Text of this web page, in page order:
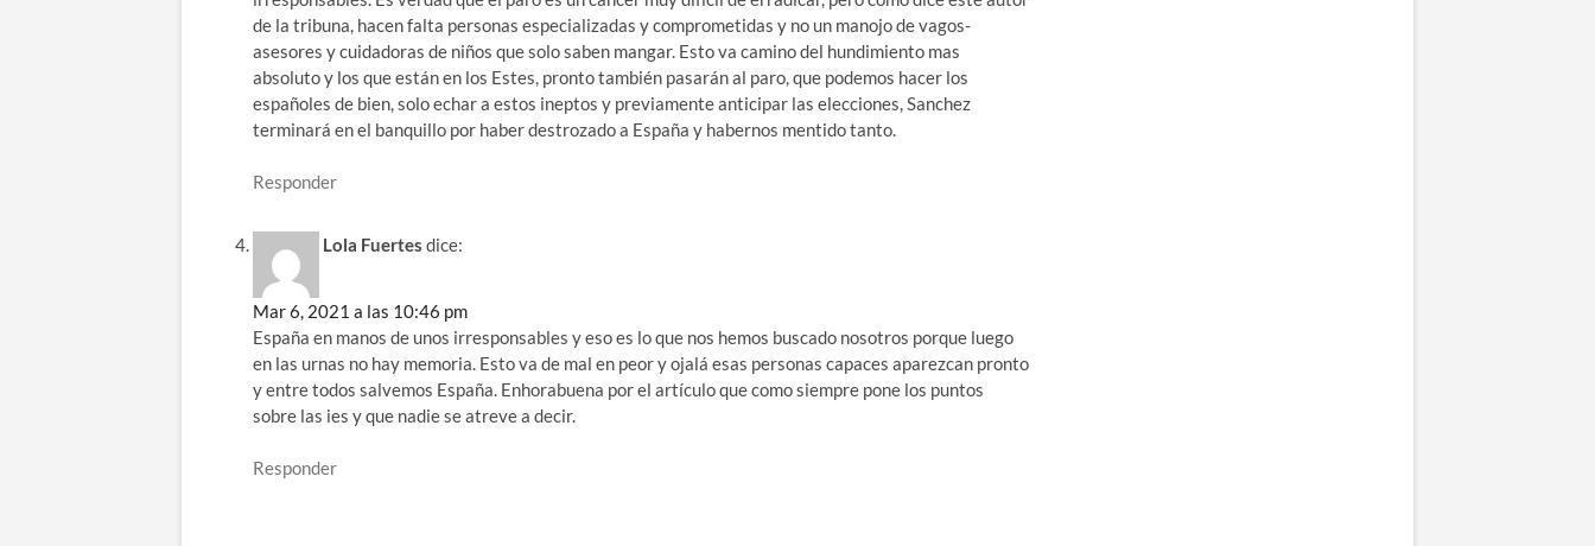
de la tribuna, hacen falta personas especializadas y comprometidas y no un manojo de vagos-
asesores y cuidadoras de niños que solo saben mangar. Esto va camino del hundimiento mas
absoluto y los que están en los Estes, pronto también pasarán al paro, que podemos hacer los
españoles de bien, solo echar a estos ineptos y previamente anticipar las elecciones, Sanchez
terminará en el banquillo por haber destrozado a España y habernos mentido tanto.
Responder
Lola Fuertes dice:
Mar 6, 2021 a las 10:46 pm
España en manos de unos irresponsables y eso es lo que nos hemos buscado nosotros porque luego
en las urnas no hay memoria. Esto va de mal en peor y ojalá esas personas capaces aparezcan pronto
y entre todos salvemos España. Enhorabuena por el artículo que como siempre pone los puntos
sobre las ies y que nadie se atreve a decir.
Responder